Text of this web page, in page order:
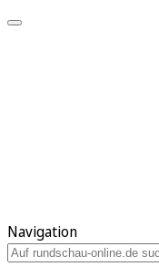
Navigation